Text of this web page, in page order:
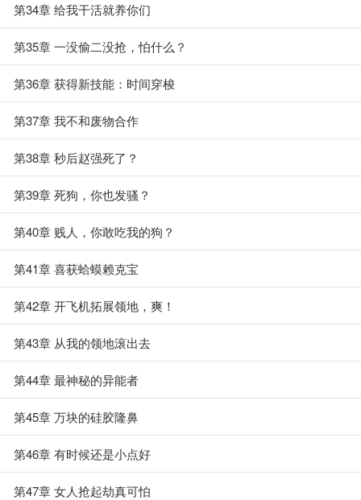
第34章 给我干活就养你们
第35章 一没偷二没抢，怕什么？
第36章 获得新技能：时间穿梭
第37章 我不和废物合作
第38章 秒后赵强死了？
第39章 死狗，你也发骚？
第40章 贱人，你敢吃我的狗？
第41章 喜获蛤蟆赖克宝
第42章 开飞机拓展领地，爽！
第43章 从我的领地滚出去
第44章 最神秘的异能者
第45章 万块的硅胶隆鼻
第46章 有时候还是小点好
第47章 女人抢起劫真可怕